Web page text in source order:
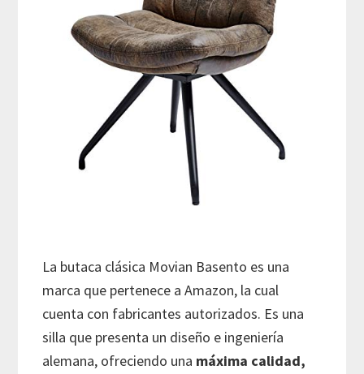
La butaca clásica Movian Basento es una
marca que pertenece a Amazon, la cual
cuenta con fabricantes autorizados. Es una
silla que presenta un diseño e ingeniería
alemana, ofreciendo una máxima calidad,